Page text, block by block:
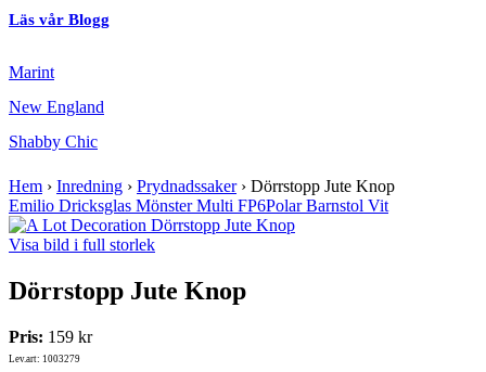
Läs vår Blogg
Marint
New England
Shabby Chic
Hem › Inredning › Prydnadssaker› Dörrstopp Jute Knop
Emilio Dricksglas Mönster Multi FP6Polar Barnstol Vit
Visa bild i full storlek
Dörrstopp Jute Knop
Pris: 159 kr
Lev.art: 1003279